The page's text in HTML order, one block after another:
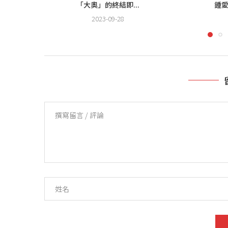
「大奧」的終結即...
2023-09-28
鍾